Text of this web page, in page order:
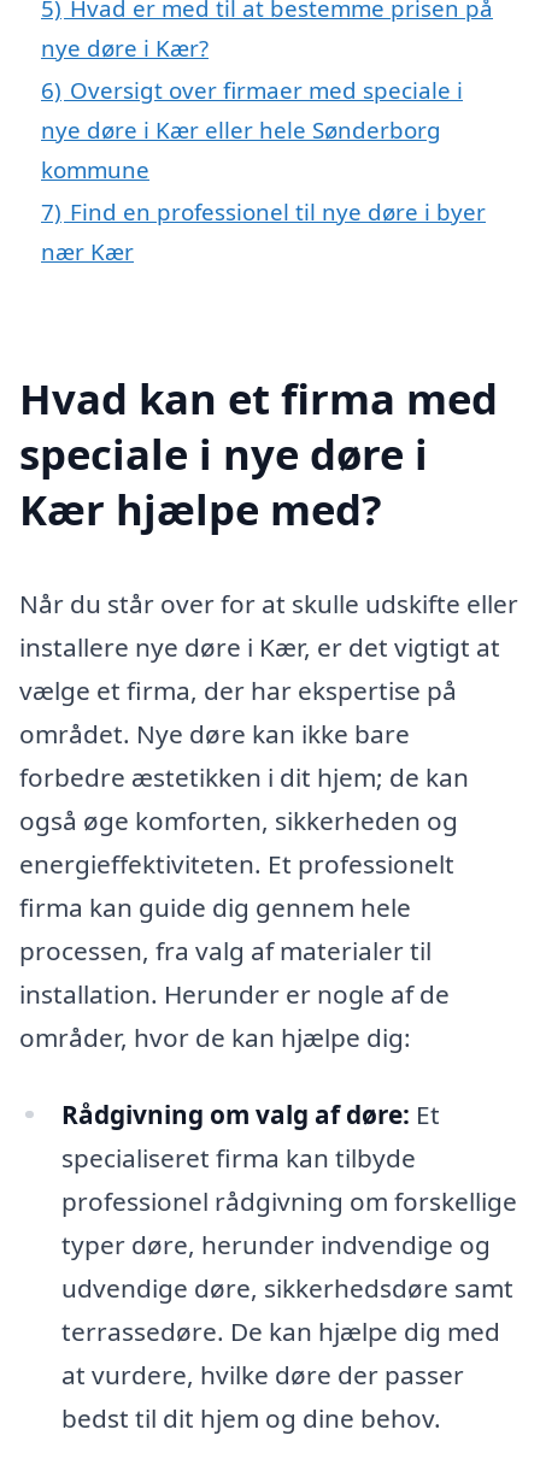
5) Hvad er med til at bestemme prisen på
nye døre i Kær?
6) Oversigt over firmaer med speciale i
nye døre i Kær eller hele Sønderborg
kommune
7) Find en professionel til nye døre i byer
nær Kær
Hvad kan et firma med
speciale i nye døre i
Kær hjælpe med?
Når du står over for at skulle udskifte eller
installere nye døre i Kær, er det vigtigt at
vælge et firma, der har ekspertise på
området. Nye døre kan ikke bare
forbedre æstetikken i dit hjem; de kan
også øge komforten, sikkerheden og
energieffektiviteten. Et professionelt
firma kan guide dig gennem hele
processen, fra valg af materialer til
installation. Herunder er nogle af de
områder, hvor de kan hjælpe dig:
Rådgivning om valg af døre: Et
specialiseret firma kan tilbyde
professionel rådgivning om forskellige
typer døre, herunder indvendige og
udvendige døre, sikkerhedsdøre samt
terrassedøre. De kan hjælpe dig med
at vurdere, hvilke døre der passer
bedst til dit hjem og dine behov.